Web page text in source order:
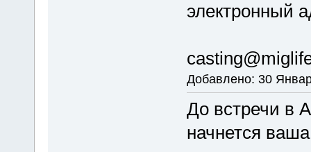
электронный
Добавлено: 30
До встречи в
начнется